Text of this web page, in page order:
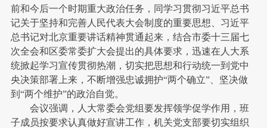
前和今后一个时期重大政治任务，同学习贯彻习近平总书
记关于坚持和完善人民代表大会制度的重要思想、习近平
总书记对北京重要讲话精神贯通起来，结合市委十三届七
次全会和区委常委扩大会提出的具体要求，迅速在人大系
统掀起学习宣传贯彻热潮，切实把思想和行动统一到党中
央决策部署上来，不断增强忠诚拥护“两个确立”、坚决做
到“两个维护”的政治自觉。
会议强调，人大常委会党组要发挥领学促学作用，班
子成员按要求认真做好宣讲工作，机关党支部要切实组织